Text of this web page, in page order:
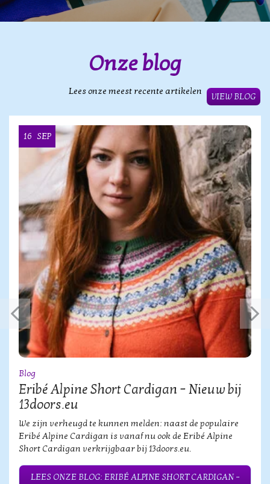
Onze blog
Lees onze meest recente artikelen
VIEW BLOG
16 SEP
Blog
Eribé Alpine Short Cardigan – Nieuw bij
13doors.eu
We zijn verheugd te kunnen melden: naast de populaire
Eribé Alpine Cardigan is vanaf nu ook de Eribé Alpine
Short Cardigan verkrijgbaar bij 13doors.eu.
LEES ONZE BLOG: ERIBÉ ALPINE SHORT CARDIGAN –